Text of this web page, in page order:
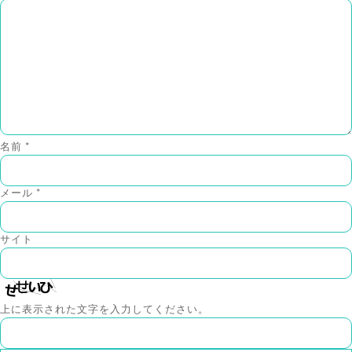
名前 *
メール *
サイト
上に表示された文字を入力してください。